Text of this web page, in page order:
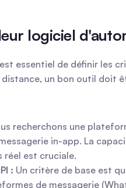
logiciel
essentiel de définir les
un bon outil
recherchons une
in-app. La
réel est cruciale.
: Un critère de base est
de messagerie